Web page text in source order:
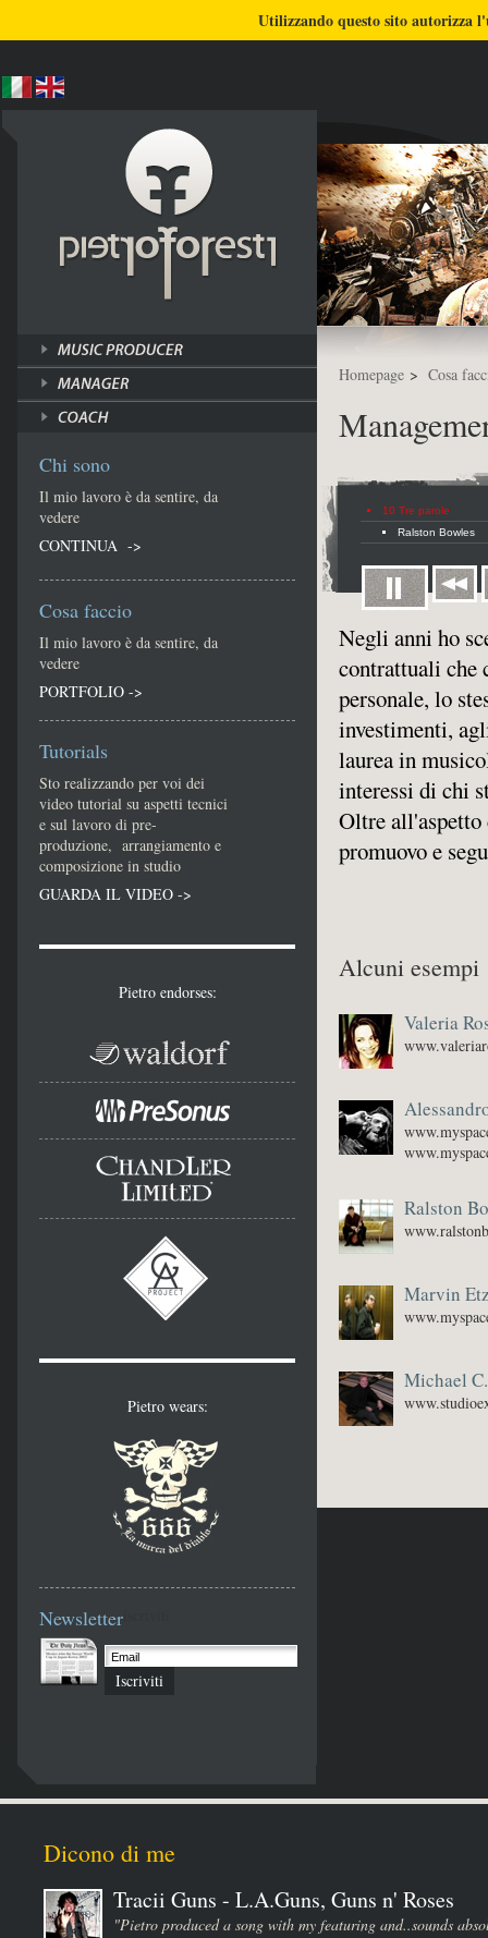
COSA FACCIO ULTIMI LAVORI
Homepage > Cosa
10 Tre parole
Ralston Bowles
Negli anni ho
contrattuali che
personale, lo
investimenti,
laurea in
interessi di chi
Oltre all'aspetto
promuovo e
Alcuni esempi
Valeria
Ralston
Marvin
Michael
Chi sono
Il mio lavoro è da sentire, da
vedere
CONTINUA ->
Cosa faccio
Il mio lavoro è da sentire, da
vedere
PORTFOLIO ->
Tutorials
Sto realizzando per voi dei
video tutorial su aspetti tecnici
e sul lavoro di pre-
produzione, arrangiamento e
composizione in studio
GUARDA IL VIDEO ->
Pietro endorses:
Pietro wears:
Newsletter
Iscriviti
Dicono di me
Tracii Guns - L.A.Guns, Guns n' Roses
"Pietro produced a song with my featuring and..sounds
Utilizzando questo sito autorizza